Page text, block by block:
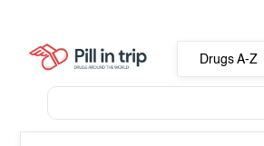
Drugs A-Z